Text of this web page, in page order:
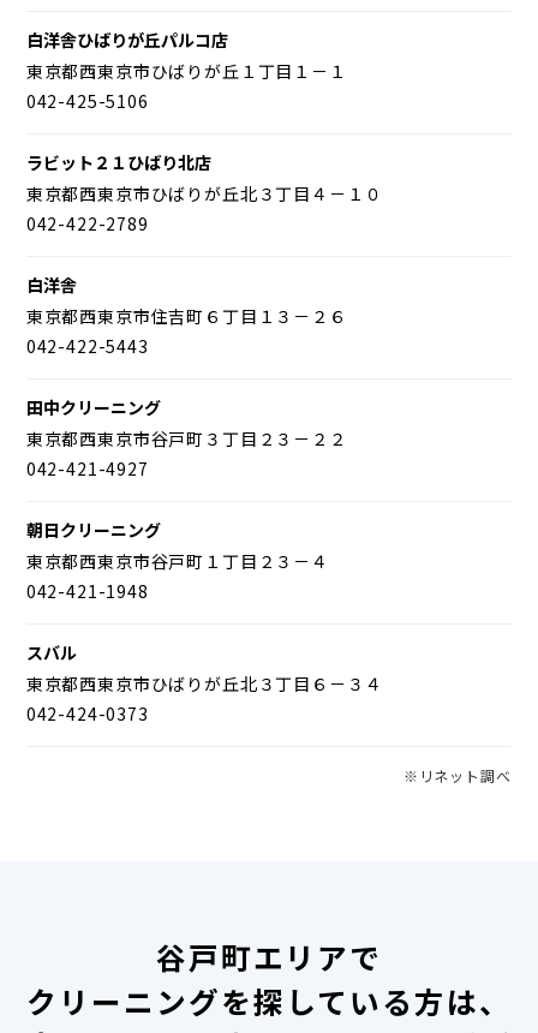
白洋舎ひばりが丘パルコ店
東京都西東京市ひばりが丘１丁目１－１
042-425-5106
ラビット２１ひばり北店
東京都西東京市ひばりが丘北３丁目４－１０
042-422-2789
白洋舎
東京都西東京市住吉町６丁目１３－２６
042-422-5443
田中クリーニング
東京都西東京市谷戸町３丁目２３－２２
042-421-4927
朝日クリーニング
東京都西東京市谷戸町１丁目２３－４
042-421-1948
スバル
東京都西東京市ひばりが丘北３丁目６－３４
042-424-0373
※リネット調べ
谷戸町エリアで
クリーニングを探している方は、